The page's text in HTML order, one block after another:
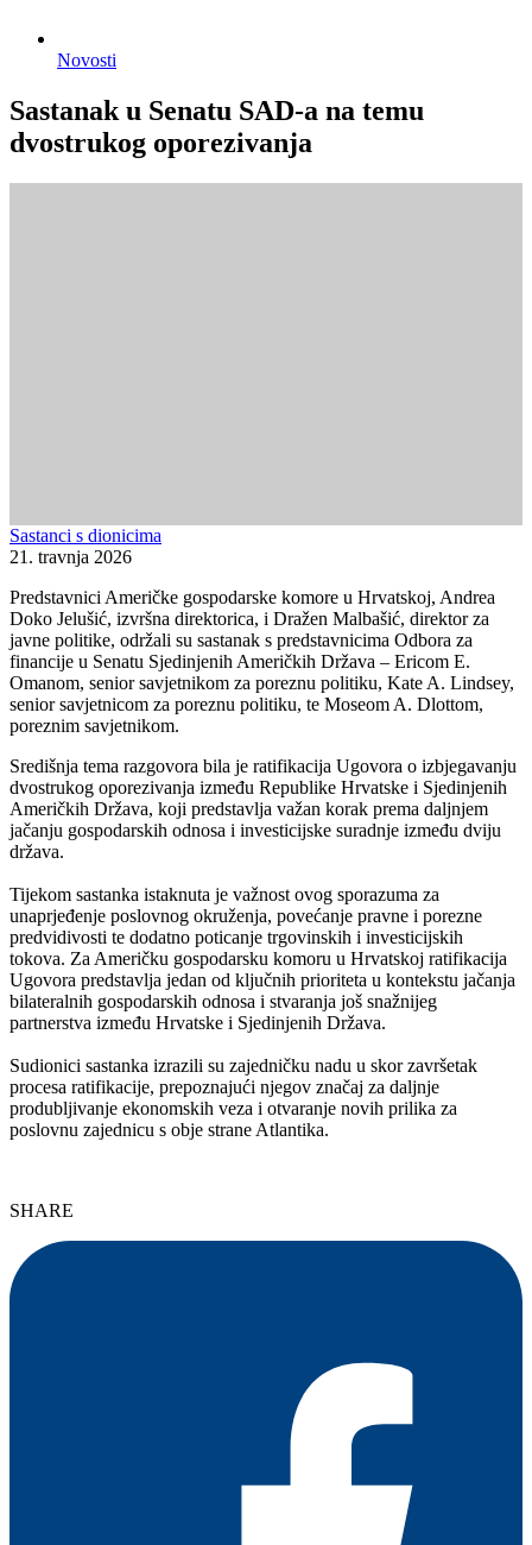
Novosti
Sastanak u Senatu SAD-a na temu
dvostrukog oporezivanja
Sastanci s dionicima
21. travnja 2026
Predstavnici Američke gospodarske komore u Hrvatskoj, Andrea
Doko Jelušić, izvršna direktorica, i Dražen Malbašić, direktor za
javne politike, održali su sastanak s predstavnicima Odbora za
financije u Senatu Sjedinjenih Američkih Država – Ericom E.
Omanom, senior savjetnikom za poreznu politiku, Kate A. Lindsey,
senior savjetnicom za poreznu politiku, te Moseom A. Dlottom,
poreznim savjetnikom.
Središnja tema razgovora bila je ratifikacija Ugovora o izbjegavanju
dvostrukog oporezivanja između Republike Hrvatske i Sjedinjenih
Američkih Država, koji predstavlja važan korak prema daljnjem
jačanju gospodarskih odnosa i investicijske suradnje između dviju
država.
Tijekom sastanka istaknuta je važnost ovog sporazuma za
unaprjeđenje poslovnog okruženja, povećanje pravne i porezne
predvidivosti te dodatno poticanje trgovinskih i investicijskih
tokova. Za Američku gospodarsku komoru u Hrvatskoj ratifikacija
Ugovora predstavlja jedan od ključnih prioriteta u kontekstu jačanja
bilateralnih gospodarskih odnosa i stvaranja još snažnijeg
partnerstva između Hrvatske i Sjedinjenih Država.
Sudionici sastanka izrazili su zajedničku nadu u skor završetak
procesa ratifikacije, prepoznajući njegov značaj za daljnje
produbljivanje ekonomskih veza i otvaranje novih prilika za
poslovnu zajednicu s obje strane Atlantika.
SHARE